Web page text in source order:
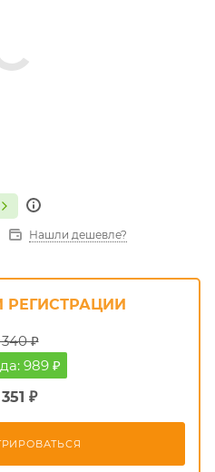
Нашли дешевле?
340 ₽
989 ₽
351 ₽